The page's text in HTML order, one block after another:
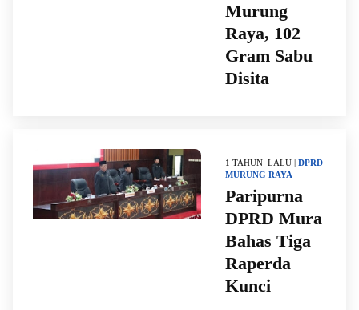
Murung
Raya, 102
Gram Sabu
Disita
1 TAHUN LALU | DPRD
MURUNG RAYA
Paripurna
DPRD Mura
Bahas Tiga
Raperda
Kunci